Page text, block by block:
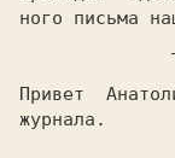
ного письма
Привет
журнала.